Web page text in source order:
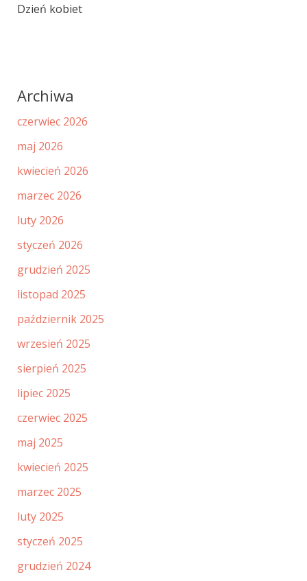
Dzień kobiet
Archiwa
czerwiec 2026
maj 2026
kwiecień 2026
marzec 2026
luty 2026
styczeń 2026
grudzień 2025
listopad 2025
październik 2025
wrzesień 2025
sierpień 2025
lipiec 2025
czerwiec 2025
maj 2025
kwiecień 2025
marzec 2025
luty 2025
styczeń 2025
grudzień 2024